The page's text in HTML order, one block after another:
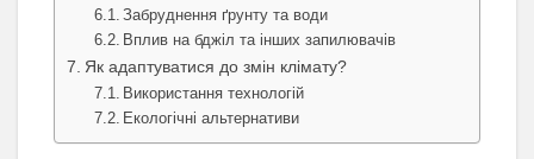
Забруднення ґрунту та води
Вплив на бджіл та інших запилювачів
Як адаптуватися до змін клімату?
Використання технологій
Екологічні альтернативи